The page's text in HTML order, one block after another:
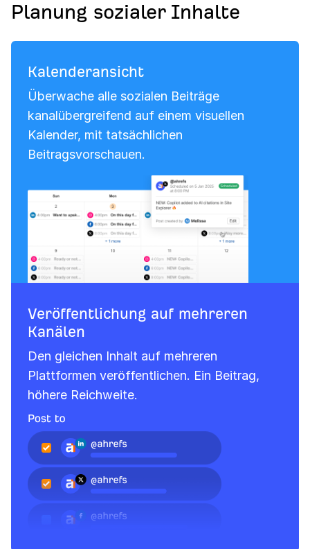
Planung sozialer Inhalte
Kalenderansicht
Überwache alle sozialen Beiträge
kanalübergreifend auf einem visuellen
Kalender, mit tatsächlichen
Beitragsvorschauen.
Veröffentlichung auf mehreren
Kanälen
Den gleichen Inhalt auf mehreren
Plattformen veröffentlichen. Ein Beitrag,
höhere Reichweite.